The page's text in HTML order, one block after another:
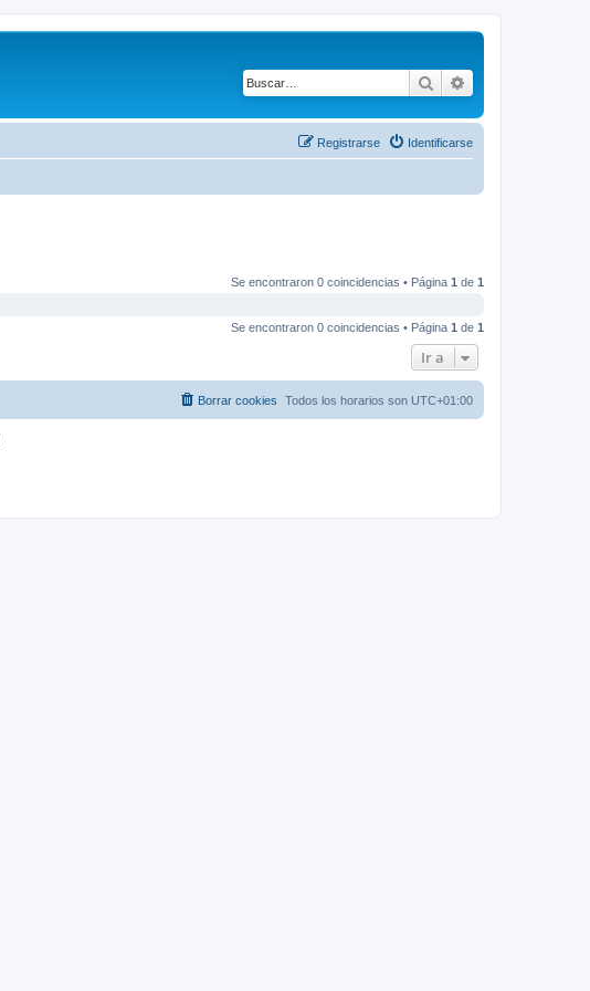
Buscar
Identificarse
Registrarse
Se encontraron 0 coincidencias • Página 1 de 1
Se encontraron 0 coincidencias • Página 1 de 1
Ir a
Todos los horarios son UTC+01:00
Borrar cookies